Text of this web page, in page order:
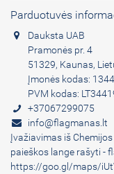
Parduotuvės
Dauksta UAB
Pramonės pr. 4
51329, Kaunas,
Įmonės kodas:
PVM kodas:
+37067299075
info@flagmanas.lt
Įvažiavimas iš
paieškos lange rašyti -
https://goo.gl/maps/